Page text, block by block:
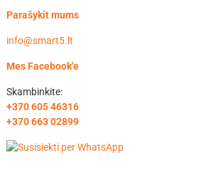
Parašykit mums
info@smart5.lt
Mes Facebook'e
Skambinkite:
+370 605 46316
+370 663 02899